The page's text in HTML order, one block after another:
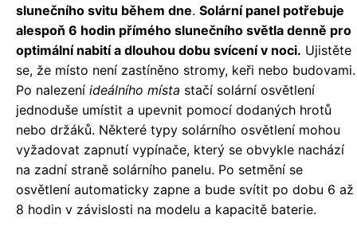
slunečního svitu během dne. Solární panel potřebuje
alespoň 6 hodin přímého slunečního světla denně pro
optimální nabití a dlouhou dobu svícení v noci. Ujistěte
se, že místo není zastíněno stromy, keři nebo budovami.
Po nalezení ideálního místa stačí solární osvětlení
jednoduše umístit a upevnit pomocí dodaných hrotů
nebo držáků. Některé typy solárního osvětlení mohou
vyžadovat zapnutí vypínače, který se obvykle nachází
na zadní straně solárního panelu. Po setmění se
osvětlení automaticky zapne a bude svítit po dobu 6 až
8 hodin v závislosti na modelu a kapacitě baterie.